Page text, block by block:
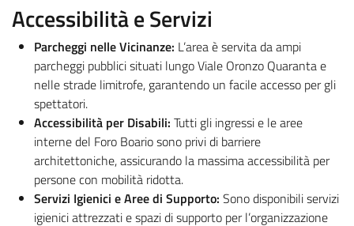
Accessibilità e Servizi
Parcheggi nelle Vicinanze: L’area è servita da ampi
parcheggi pubblici situati lungo Viale Oronzo Quaranta e
nelle strade limitrofe, garantendo un facile accesso per gli
spettatori.
Accessibilità per Disabili: Tutti gli ingressi e le aree
interne del Foro Boario sono privi di barriere
architettoniche, assicurando la massima accessibilità per
persone con mobilità ridotta.
Servizi Igienici e Aree di Supporto: Sono disponibili servizi
igienici attrezzati e spazi di supporto per l’organizzazione